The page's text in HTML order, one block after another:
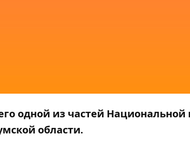
одной из частей Национальной
области.